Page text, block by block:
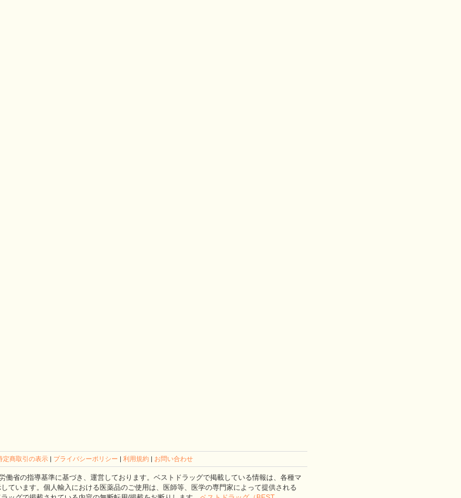
定商取引の表示 | プライバシーポリシー | 利用規約 | お問い合わせ
省の指導基準に基づき、運営しております。ベストドラッグで掲載している情報は、各種マ
ています。個人輸入における医薬品のご使用は、医師等、医学の専門家によって提供される